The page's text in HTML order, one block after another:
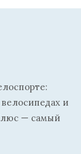
велосипедах и
— самый